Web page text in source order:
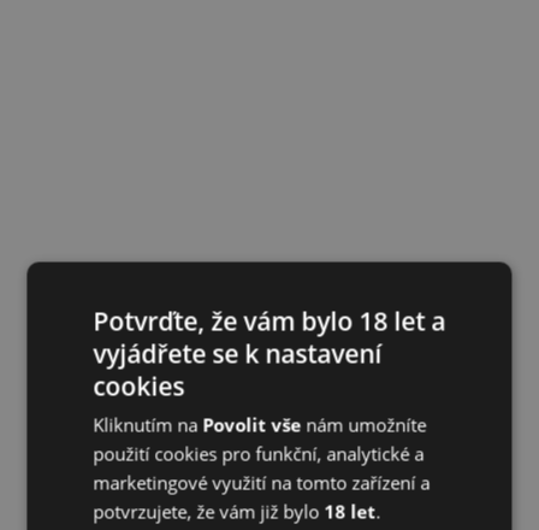
Potvrďte, že vám bylo 18 let a
vyjádřete se k nastavení
cookies
Kliknutím na Povolit vše nám umožníte
použití cookies pro funkční, analytické a
marketingové využití na tomto zařízení a
potvrzujete, že vám již bylo 18 let.